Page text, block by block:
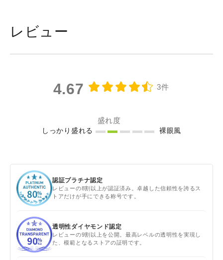
レビュー
4.67 3件
盛れ度
しっかり盛れる 裸眼風
認証プラチナ認定
レビューの8割以上が認証済み。卓越した信頼性を誇るス
トアだけが手にできる称号です。
透明性ダイヤモンド認定
レビューの9割以上を公開。最高レベルの透明性を実現し
た、模範となるストアの証明です。